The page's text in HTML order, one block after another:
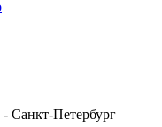
- Санкт-Петербург